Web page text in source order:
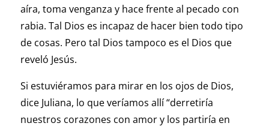
aíra, toma venganza y hace frente al pecado con
rabia. Tal Dios es incapaz de hacer bien todo tipo
de cosas. Pero tal Dios tampoco es el Dios que
reveló Jesús.
Si estuviéramos para mirar en los ojos de Dios,
dice Juliana, lo que veríamos allí “derretiría
nuestros corazones con amor y los partiría en